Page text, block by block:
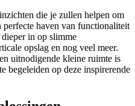
die je zullen helpen om
haven van functionaliteit
in op slimme
opslag en nog veel meer.
uitnodigende kleine ruimte is
begeleiden op deze inspirerende